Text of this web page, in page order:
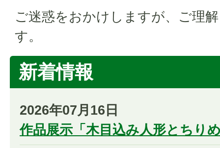
ご迷惑をおかけしますが、ご理
す。
新着情報
2026年07月16日
作品展示「木目込み人形とちり